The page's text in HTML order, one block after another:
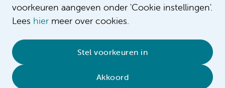
voorkeuren aangeven onder 'Cookie instellingen'.
Lees hier meer over cookies.
Stel voorkeuren in
Akkoord
Cookieverklaring • Sitemap